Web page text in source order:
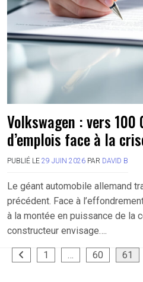
Volkswagen : vers 100
d’emplois face à la
PUBLIÉ LE 29 JUIN 2026 PAR DAVID B
Le géant automobile allemand
précédent. Face à
à la montée en puissance de la
constructeur envisage….
Pagination
1 … 60 61